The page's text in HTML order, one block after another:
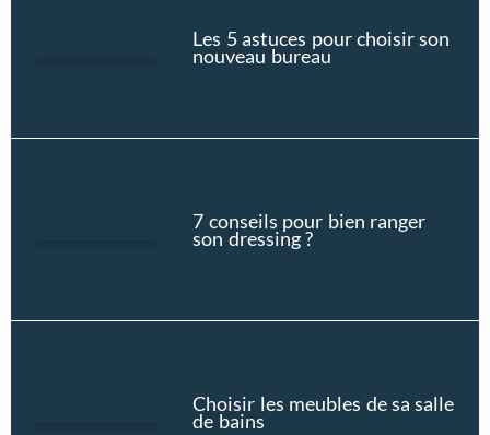
Les 5 astuces pour choisir son
nouveau bureau
7 conseils pour bien ranger
son dressing ?
Choisir les meubles de sa salle
de bains